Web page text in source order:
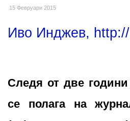
15 Февруари 2015
Иво Инджев,
Следя от две години
се полага на